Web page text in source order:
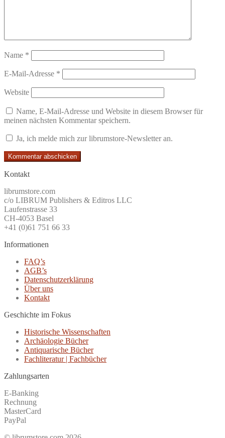
Name *
E-Mail-Adresse *
Website
Name, E-Mail-Adresse und Website in diesem Browser für
meinen nächsten Kommentar speichern.
Ja, ich melde mich zur librumstore-Newsletter an.
Kontakt
librumstore.com
c/o LIBRUM Publishers & Editros LLC
Laufenstrasse 33
CH-4053 Basel
+41 (0)61 751 66 33
Informationen
FAQ’s
AGB’s
Datenschutzerklärung
Über uns
Kontakt
Geschichte im Fokus
Historische Wissenschaften
Archäologie Bücher
Antiquarische Bücher
Fachliteratur | Fachbücher
Zahlungsarten
E-Banking
Rechnung
MasterCard
PayPal